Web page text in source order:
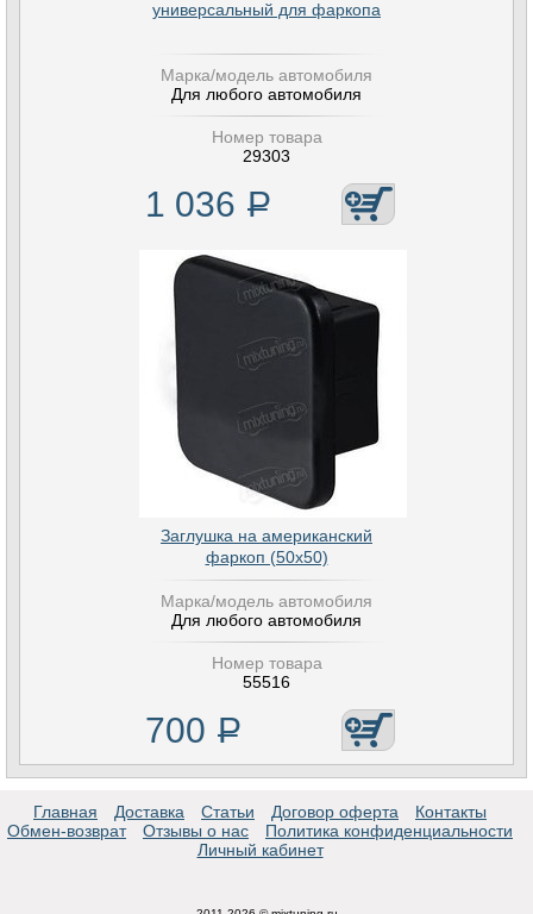
универсальный для фаркопа
Марка/модель автомобиля
Для любого автомобиля
Номер товара
29303
1 036 Р
Заглушка на американский
фаркоп (50х50)
Марка/модель автомобиля
Для любого автомобиля
Номер товара
55516
700 Р
Главная Доставка Статьи Договор оферта
Контакты
Обмен-возврат
Отзывы о нас
Политика конфиденциальности
Личный кабинет